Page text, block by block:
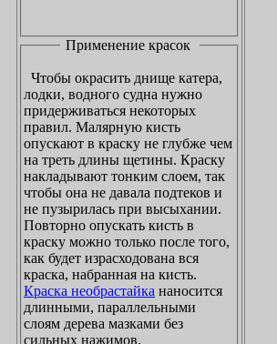
Применение красок
лодки, водного судна нужно
придерживаться некоторых
правил. Малярную кисть
опускают в краску не глубже чем
на треть длины щетины. Краску
накладывают тонким слоем, так
чтобы она не давала подтеков и
не пузырилась при высыхании.
Повторно опускать кисть в
краску можно только после того,
как будет израсходована вся
краска, набранная на кисть.
Краска необрастайка
длинными, параллельными
слоям дерева мазками без
сильных нажимов.